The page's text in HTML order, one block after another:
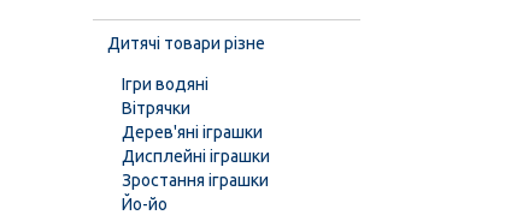
Дитячі товари різне
Ігри водяні
Вітрячки
Дерев'яні іграшки
Дисплейні іграшки
Зростання іграшки
Йо-йо